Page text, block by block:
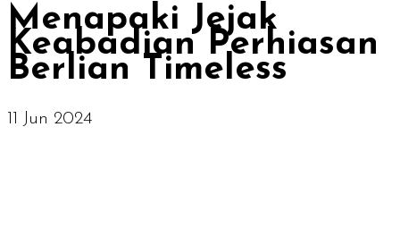
Menapaki Jejak
Keabadian Perhiasan
Berlian Timeless
11 Jun 2024